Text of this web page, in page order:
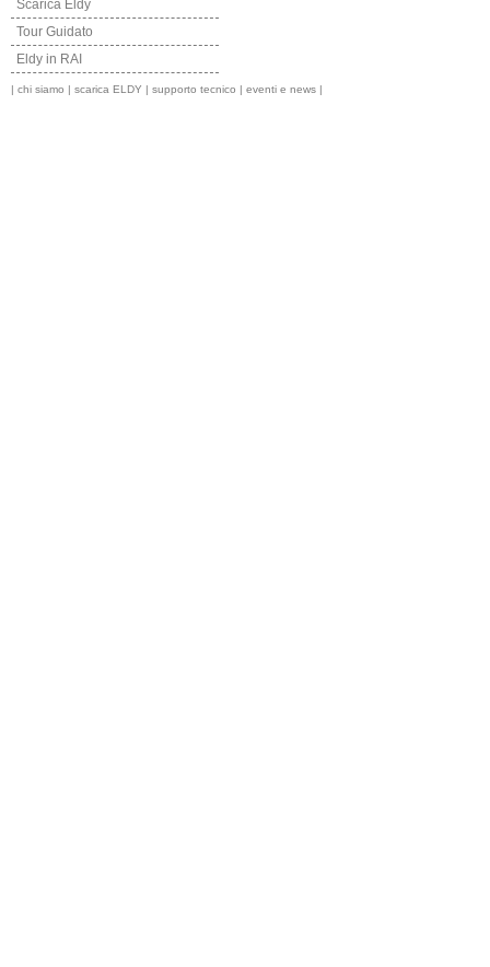
Scarica Eldy
Tour Guidato
Eldy in RAI
| chi siamo | scarica ELDY | supporto tecnico | eventi e news |